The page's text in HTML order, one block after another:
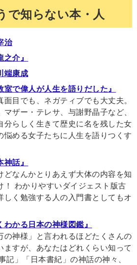
で知らない本・人
治
之介』
端康成
室で偉人が人生を語りだした』
面目でも、ネガティブでも大丈夫。
マザー・テレサ、与謝野晶子など、
分らしく生きて歴史に名を残した女
悩める女子たちに人生を語りつくす
神話』
どなんかとりあえず大体の内容を知
！ わかりやすいダイジェスト版古
しく勉強する人の入門書としてもオ
わかる日本の神様図鑑』
の神様」と言われるほどたくさんの
ますが、あなたはどれくらい知って
記」「日本書紀」の神話の神々、